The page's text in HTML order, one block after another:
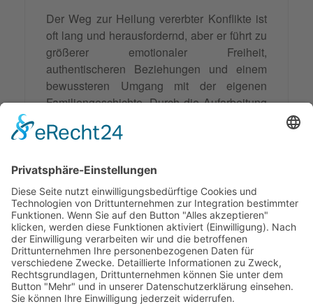
Der Weg zur Heilung vererbter Konflikte ist
oft lang und herausfordernd, aber er führt zu
größerer emotionaler Freiheit,
authentischeren Beziehungen und einem
bewussteren Umgang mit der eigenen
Familiengeschichte. Durch die Aufarbeitung
Familien den Kreislauf der Weitergabe von
gesündere Traditionen für zukünftige
Generationen schaffen.
Synonyme: vererbter Konflikt,
transgenerationale Traumata